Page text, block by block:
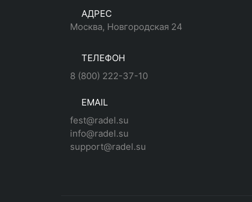
АДРЕС
Москва, Новгородская 24
ТЕЛЕФОН
8 (800) 222-37-10
EMAIL
fest@radel.su
info@radel.su
support@radel.su